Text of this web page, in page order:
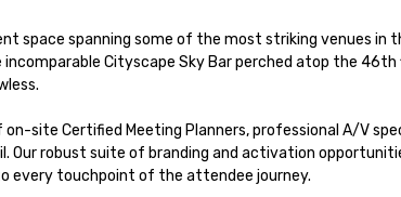
spanning some of the most striking venues in
Cityscape Sky Bar perched atop the
site Certified Meeting Planners, professional A/V
robust suite of branding and activation
every touchpoint of the attendee journey.